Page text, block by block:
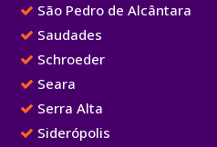
São Pedro de Alcântara
Saudades
Schroeder
Seara
Serra Alta
Siderópolis